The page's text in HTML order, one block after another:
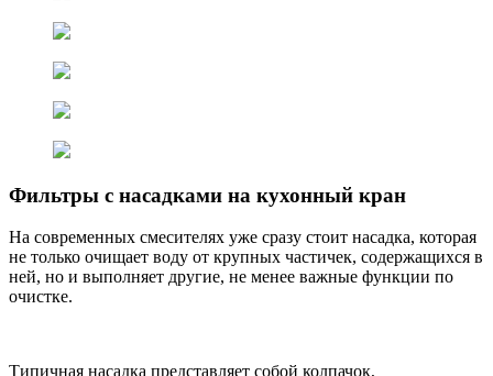
Фильтры с насадками на кухонный кран
На современных смесителях уже сразу стоит насадка, которая
не только очищает воду от крупных частичек, содержащихся в
ней, но и выполняет другие, не менее важные функции по
очистке.
Типичная насадка представляет собой колпачок,